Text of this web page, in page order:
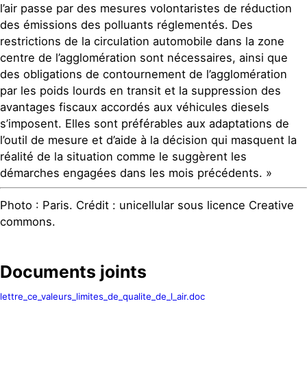
l’air passe par des mesures volontaristes de réduction
des émissions des polluants réglementés. Des
restrictions de la circulation automobile dans la zone
centre de l’agglomération sont nécessaires, ainsi que
des obligations de contournement de l’agglomération
par les poids lourds en transit et la suppression des
avantages fiscaux accordés aux véhicules diesels
s’imposent. Elles sont préférables aux adaptations de
l’outil de mesure et d’aide à la décision qui masquent la
réalité de la situation comme le suggèrent les
démarches engagées dans les mois précédents. »
Photo : Paris. Crédit : unicellular sous licence Creative
commons.
Documents joints
lettre_ce_valeurs_limites_de_qualite_de_l_air.doc